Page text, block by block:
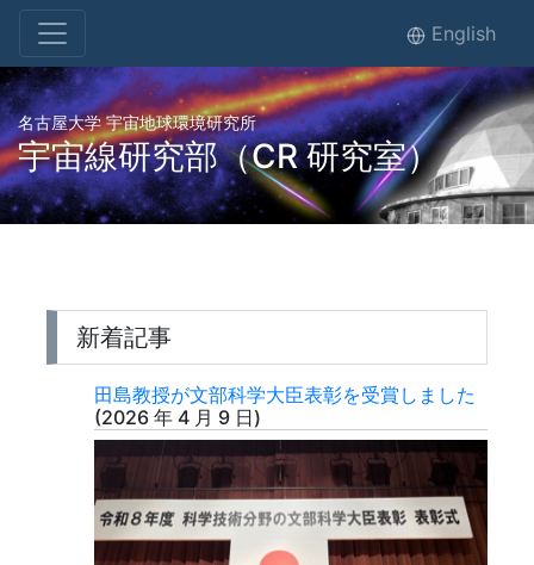
English
名古屋大学 宇宙地球環境研究所
宇宙線研究部（CR 研究室）
新着記事
田島教授が文部科学大臣表彰を受賞しました
(2026 年 4 月 9 日)